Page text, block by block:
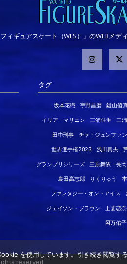
ィギュアスケート（WFS）」のWEBメ
タグ
坂本花織 宇野昌磨 鍵山優
イリア・マリニン 三浦佳生 三
田中刑事 チャ・ジュンファン
世界選手権2023 浅田真央
グランプリシリーズ 三原舞依 長
島田高志郎 りくりゅう
ファンタジー・オン・アイス
ジェイソン・ブラウン 上薗恋奈
岡万佑子
reserved
を使用しています。引き続き閲覧